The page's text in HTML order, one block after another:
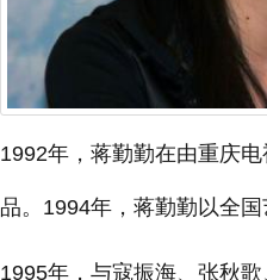
1992年，蒋勤勤在由重庆
品。1994年，蒋勤勤以全
1995年，与寇振海、张秋